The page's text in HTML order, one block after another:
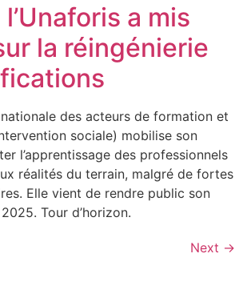
a mis
la réingénierie
nationale des acteurs de formation et
sociale) mobilise son
l’apprentissage des professionnels
réalités du terrain, malgré de fortes
Elle vient de rendre public son
Tour d’horizon.
Next →